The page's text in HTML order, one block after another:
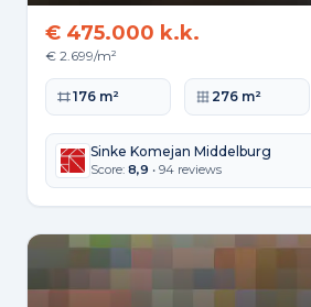
€ 475.000 k.k.
€ 2.699/m²
Woonoppervlakte
176 m² Perceeloppervlakte
276 m²
Sinke Komejan Middelburg
Score: 8,9 • 94 reviews